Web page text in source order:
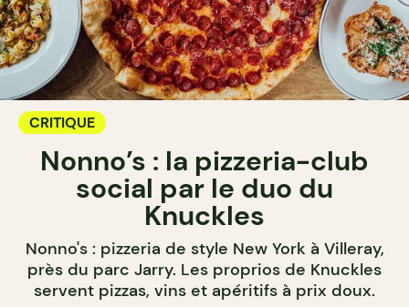
CRITIQUE
Nonno’s : la pizzeria-club
social par le duo du
Knuckles
Nonno's : pizzeria de style New York à Villeray,
près du parc Jarry. Les proprios de Knuckles
servent pizzas, vins et apéritifs à prix doux.